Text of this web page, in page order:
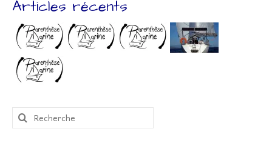
Articles récents
Rechercher
: